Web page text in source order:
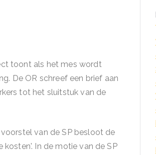
toont als het mes wordt
De OR schreef een brief aan
tot het sluitstuk van de
van de SP besloot de
In de motie van de SP